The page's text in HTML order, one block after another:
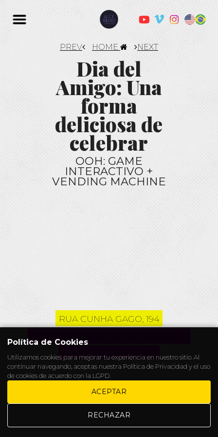
PREV HOME NEXT
Dia del
Amigo: Una
forma
deliciosa de
celebrar
OOH: GAME
INTERACTIVO +
VENDING MACHINE
RUA CUNHA GAGO, 194
CHAPELEIRO@ALICEWONDERS.WS
WHATS +55 11 98818-0492
.
Política de Cookies
Utilizamos cookies para mejorar tu experiencia en nuestro sitio. Al
continuar navegando, aceptas nuestra Política de Privacidad y el uso
de cookies de acuerdo con la LGPD.
ACEPTAR
RECHAZAR